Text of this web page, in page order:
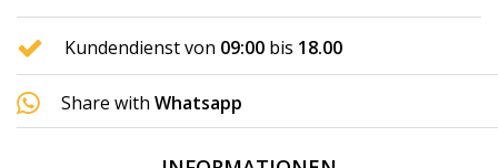
Kundendienst von 09:00 bis 18.00
Share with Whatsapp